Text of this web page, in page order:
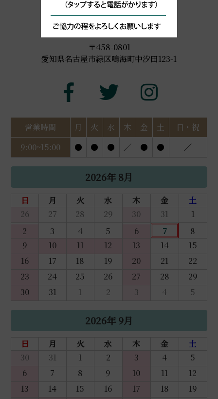
052-621-0132
〒458-0801
愛知県名古屋市緑区鳴海町中汐田123-1
営業時間 月 火 水 木 金 土
日・祝
9:00~15:00
● ● ● ／ ● ● ／
2026年 8月
日 月 火 水 木 金
土
26
27 28 29 30 31
1
2
3 4 5 6 7
8
9
10 11 12 13 14
15
16
17 18 19 20 21
22
23
24 25 26 27 28
29
30
31 1 2 3 4 5
2026年 9月
日 月 火 水 木 金
土
30
31 1 2 3 4
5
6
7 8 9 10 11
12
13
14 15 16 17 18
19